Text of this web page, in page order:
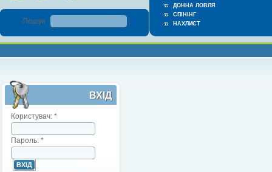
ДОННА ЛОВЛЯ
СПІНІНГ
НАХЛИСТ
Пошук :
ВХІД
Користувач: *
Пароль: *